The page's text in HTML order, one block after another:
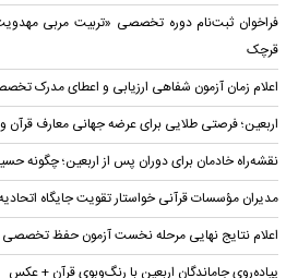
فراخوان ثبت‌نام دوره تخصصی «تربیت مربی
قرچک
اعلام زمان آزمون شفاهی ارزیابی و اعطای مدرک
اربعین؛ فرصتی طلایی برای عرضه جهانی معارف
نقشه‌راه خادمان برای دوران پس از اربعین؛ چگونه
مدیران مؤسسات قرآنی خواستار تقویت جایگاه
اعلام نتایج نهایی مرحله نخست آزمون حفظ تخصصی
پیاده‌روی جاماندگان اربعین با رنگ‌وبوی قرآن + عکس